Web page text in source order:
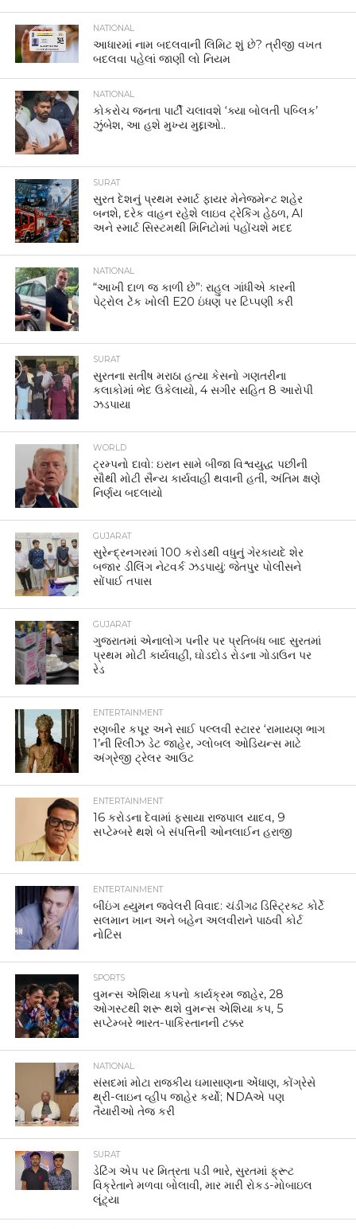
NATIONAL
આધારમાં નામ બદલવાની લિમિટ શું છે? ત્રીજી વખત
બદલવા પહેલાં જાણી લો નિયમ
NATIONAL
કોકરોચ જનતા પાર્ટી ચલાવશે ‘ક્યા બોલતી પબ્લિક’
ઝુંબેશ, આ હશે મુખ્ય મુદ્દાઓ..
SURAT
સુરત દેશનું પ્રથમ સ્માર્ટ ફાયર મેનેજમેન્ટ શહેર
બનશે, દરેક વાહન રહેશે લાઇવ ટ્રેકિંગ હેઠળ, AI
અને સ્માર્ટ સિસ્ટમથી મિનિટોમાં પહોંચશે મદદ
NATIONAL
“આખી દાળ જ કાળી છે”: રાહુલ ગાંધીએ કારની
પેટ્રોલ ટેંક ખોલી E20 ઇંધણ પર ટિપ્પણી કરી
SURAT
સુરતના સતીષ મરાઠા હત્યા કેસનો ગણતરીના
કલાકોમાં ભેદ ઉકેલાયો, 4 સગીર સહિત 8 આરોપી
ઝડપાયા
WORLD
ટ્રમ્પનો દાવો: ઇરાન સામે બીજા વિશ્વયુદ્ધ પછીની
સૌથી મોટી સૈન્ય કાર્યવાહી થવાની હતી, અંતિમ ક્ષણે
નિર્ણય બદલાયો
GUJARAT
સુરેન્દ્રનગરમાં 100 કરોડથી વધુનું ગેરકાયદે શેર
બજાર ડીલિંગ નેટવર્ક ઝડપાયું: જેતપુર પોલીસને
સોંપાઈ તપાસ
GUJARAT
ગુજરાતમાં એનાલોગ પનીર પર પ્રતિબંધ બાદ સુરતમાં
પ્રથમ મોટી કાર્યવાહી, ઘોડદોડ રોડના ગોડાઉન પર
રેડ
ENTERTAINMENT
રણબીર કપૂર અને સાઈ પલ્લવી સ્ટારર ‘રામાયણ ભાગ
1’ની રિલીઝ ડેટ જાહેર, ગ્લોબલ ઓડિયન્સ માટે
અંગ્રેજી ટ્રેલર આઉટ
ENTERTAINMENT
16 કરોડના દેવામાં ફસાયા રાજપાલ યાદવ, 9
સપ્ટેમ્બરે થશે બે સંપત્તિની ઓનલાઈન હરાજી
ENTERTAINMENT
બીઇંગ હ્યુમન જ્વેલરી વિવાદ: ચંડીગઢ ડિસ્ટ્રિક્ટ કોર્ટે
સલમાન ખાન અને બહેન અલવીરાને પાઠવી કોર્ટ
નોટિસ
SPORTS
વુમન્સ એશિયા કપનો કાર્યક્રમ જાહેર, 28
ઓગસ્ટથી શરૂ થશે વુમન્સ એશિયા કપ, 5
સપ્ટેમ્બરે ભારત-પાકિસ્તાનની ટક્કર
NATIONAL
સંસદમાં મોટા રાજકીય ઘમાસાણના એંધાણ, કોંગ્રેસે
થ્રી-લાઇન વ્હીપ જાહેર કર્યો; NDAએ પણ
તૈયારીઓ તેજ કરી
SURAT
ડેટિંગ એપ પર મિત્રતા પડી ભારે, સુરતમાં ફ્રૂટ
વિક્રેતાને મળવા બોલાવી, માર મારી રોકડ-મોબાઇલ
લૂંટ્યા